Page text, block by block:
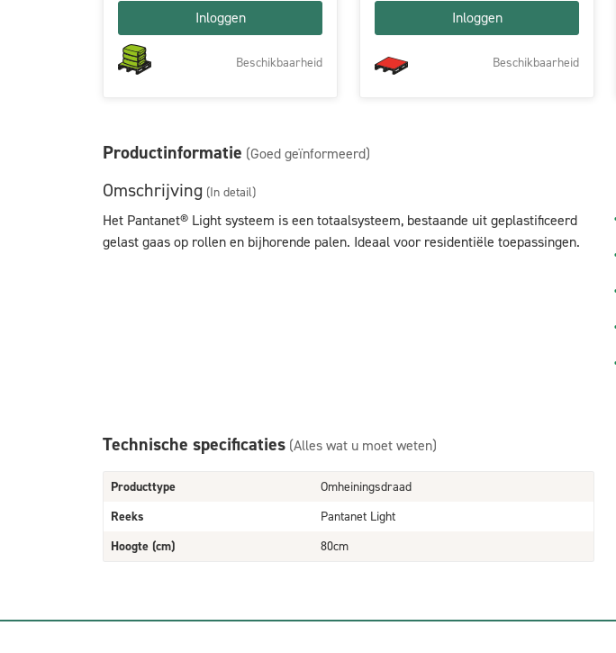
Inloggen
Beschikbaarheid
Inloggen
Beschikbaarheid
Productinformatie (Goed geïnformeerd)
Omschrijving (In detail)
Het Pantanet® Light systeem is een totaalsysteem, bestaande uit geplastificeerd
gelast gaas op rollen en bijhorende palen. Ideaal voor residentiële toepassingen.
Technische specificaties (Alles wat u moet weten)
Producttype
Omheiningsdraad
Reeks
Pantanet Light
Hoogte (cm)
80cm